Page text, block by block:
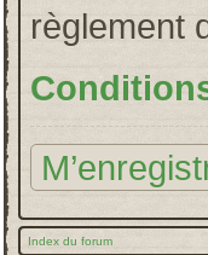
règlement
Index du forum